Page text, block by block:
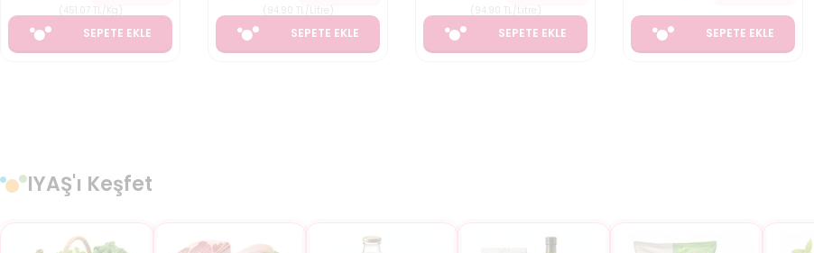
SEPETE EKLE SEPETE EKLE SEPETE EKLE SEPETE EKLE
IYAŞ'ı Keşfet